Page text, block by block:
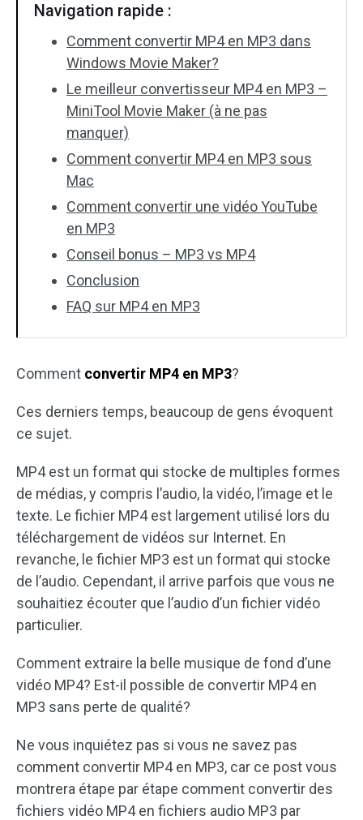
Navigation rapide :
Comment convertir MP4 en MP3 dans
Windows Movie Maker?
Le meilleur convertisseur MP4 en MP3 –
MiniTool Movie Maker (à ne pas
manquer)
Comment convertir MP4 en MP3 sous
Mac
Comment convertir une vidéo YouTube
en MP3
Conseil bonus – MP3 vs MP4
Conclusion
FAQ sur MP4 en MP3
Comment convertir MP4 en MP3?
Ces derniers temps, beaucoup de gens évoquent
ce sujet.
MP4 est un format qui stocke de multiples formes
de médias, y compris l’audio, la vidéo, l’image et le
texte. Le fichier MP4 est largement utilisé lors du
téléchargement de vidéos sur Internet. En
revanche, le fichier MP3 est un format qui stocke
de l’audio. Cependant, il arrive parfois que vous ne
souhaitiez écouter que l’audio d’un fichier vidéo
particulier.
Comment extraire la belle musique de fond d’une
vidéo MP4? Est-il possible de convertir MP4 en
MP3 sans perte de qualité?
Ne vous inquiétez pas si vous ne savez pas
comment convertir MP4 en MP3, car ce post vous
montrera étape par étape comment convertir des
fichiers vidéo MP4 en fichiers audio MP3 par